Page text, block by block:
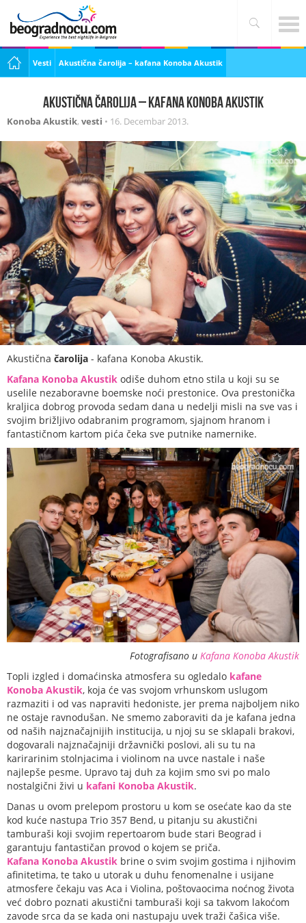
Vesti Akustična čarolija – kafana Konoba Akustik
Akustična čarolija – kafana Konoba Akustik
Konoba Akustik, vesti • 16. Decembar 2013.
Akustična čarolija - kafana Konoba Akustik.
Kafana Konoba Akustik odiše duhom etno stila u koji su se
uselile nezaboravne boemske noći prestonice. Ova prestonička
kraljica dobrog provoda sedam dana u nedelji misli na sve vas i
svojim brižljivo odabranim programom, sjajnom hranom i
fantastičnom kartom pića čeka sve putnike namernike.
Fotografisano u Kafana Konoba Akustik
Topli izgled i domaćinska atmosfera su ogledalo kafane
Konoba Akustik, koja će vas svojom vrhunskom uslugom
razmaziti i od vas napraviti hedoniste, jer prema najboljem niko
ne ostaje ravnodušan. Ne smemo zaboraviti da je kafana jedna
od naših najznačajnijih institucija, u njoj su se sklapali brakovi,
dogovarali najznačajniji državnički poslovi, ali su tu na
karirarinim stolnjacima i violinom na uvce nastale i naše
najlepše pesme. Upravo taj duh za kojim smo svi po malo
nostalgični živi u kafani Konoba Akustik.
Danas u ovom prelepom prostoru u kom se osećate kao da ste
kod kuće nastupa Trio 357 Bend, u pitanju su akustični
tamburaši koji svojim repertoarom bude stari Beograd i
garantuju fantastičan provod o kojem se priča.
Kafana Konoba Akustik brine o svim svojim gostima i njihovim
afinitetima, te tako u utorak u duhu fenomenalne i usijane
atmosfere čekaju vas Aca i Violina, poštovaocima noćnog života
već dobro poznati akustični tamburaši koji sa takvom lakoćom
zavode srca da se kada oni nastupaju uvek traži čašica više.